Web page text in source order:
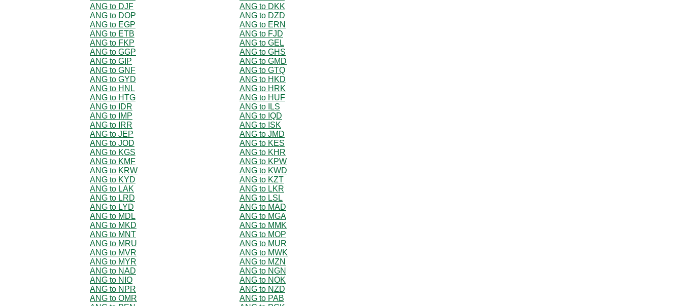
ANG to DJF
ANG to DKK
ANG to DOP
ANG to DZD
ANG to EGP
ANG to ERN
ANG to ETB
ANG to FJD
ANG to FKP
ANG to GEL
ANG to GGP
ANG to GHS
ANG to GIP
ANG to GMD
ANG to GNF
ANG to GTQ
ANG to GYD
ANG to HKD
ANG to HNL
ANG to HRK
ANG to HTG
ANG to HUF
ANG to IDR
ANG to ILS
ANG to IMP
ANG to IQD
ANG to IRR
ANG to ISK
ANG to JEP
ANG to JMD
ANG to JOD
ANG to KES
ANG to KGS
ANG to KHR
ANG to KMF
ANG to KPW
ANG to KRW
ANG to KWD
ANG to KYD
ANG to KZT
ANG to LAK
ANG to LKR
ANG to LRD
ANG to LSL
ANG to LYD
ANG to MAD
ANG to MDL
ANG to MGA
ANG to MKD
ANG to MMK
ANG to MNT
ANG to MOP
ANG to MRU
ANG to MUR
ANG to MVR
ANG to MWK
ANG to MYR
ANG to MZN
ANG to NAD
ANG to NGN
ANG to NIO
ANG to NOK
ANG to NPR
ANG to NZD
ANG to OMR
ANG to PAB